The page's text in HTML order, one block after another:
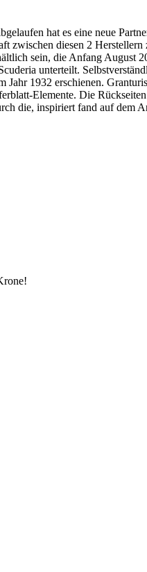
hat es eine neue
zwischen diesen 2
sein, die Anfang August
unterteilt.
Jahr 1932 erschienen.
Elemente. Die
die, inspiriert fand auf dem